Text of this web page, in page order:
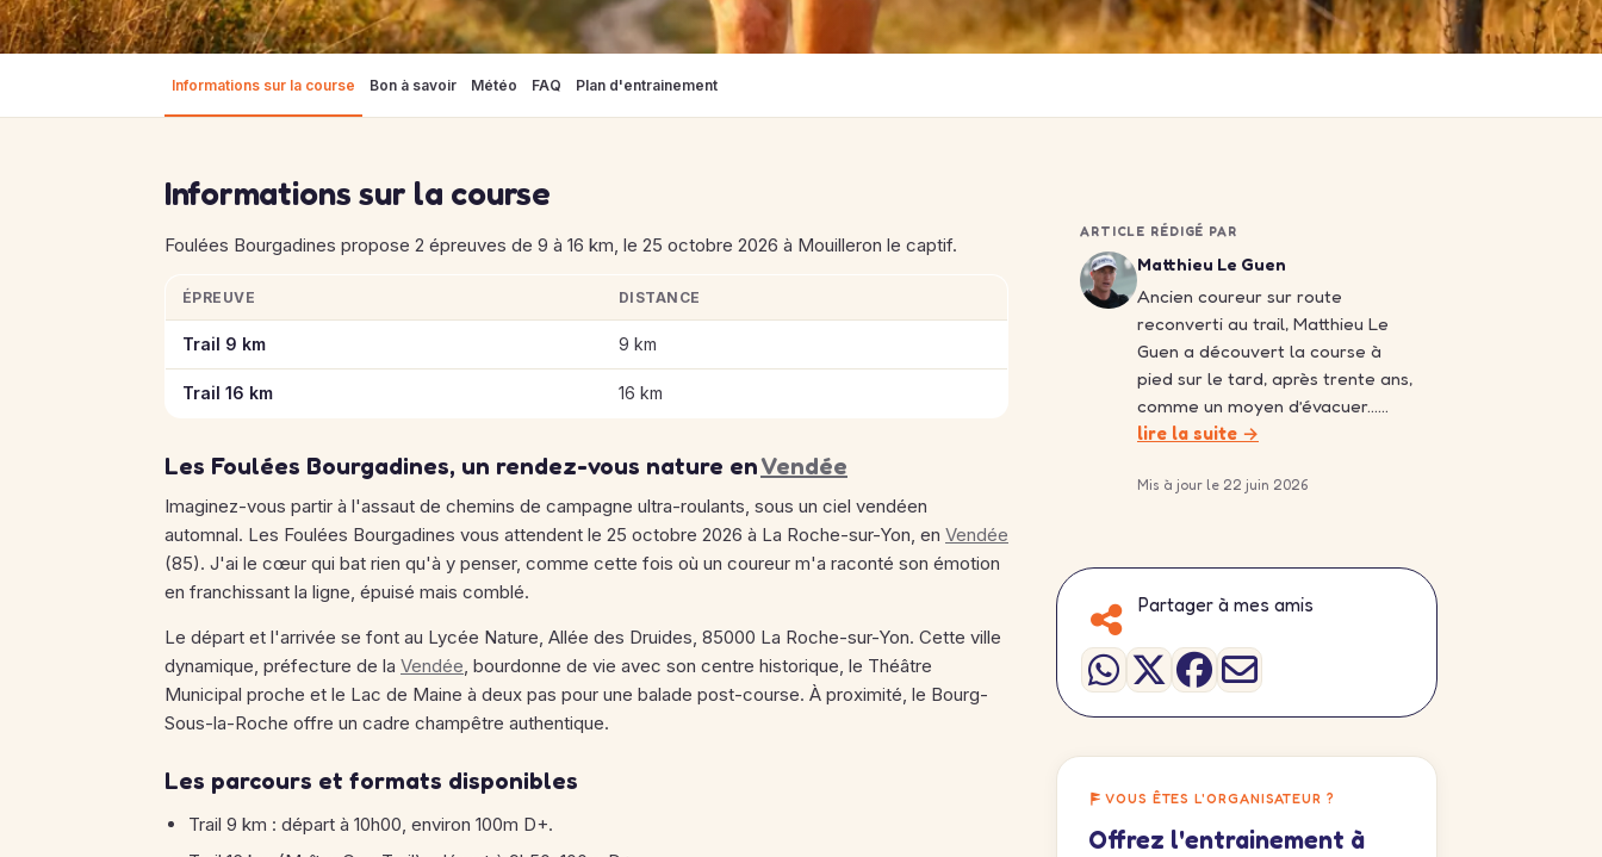
Informations sur la course Bon à savoir Météo FAQ Plan d'entrainement
Informations sur la course
Foulées Bourgadines propose 2 épreuves de 9 à 16 km, le 25 octobre 2026 à Mouilleron le captif.
Informations clés des épreuves de Foulées Bourgadines
ÉPREUVE DISTANCE
Trail 9 km 9 km
Trail 16 km 16 km
Les Foulées Bourgadines, un rendez-vous nature enVendée
Imaginez-vous partir à l'assaut de chemins de campagne ultra-roulants, sous un ciel vendéen
automnal. Les Foulées Bourgadines vous attendent le 25 octobre 2026 à La Roche-sur-Yon, en Vendée
(85). J'ai le cœur qui bat rien qu'à y penser, comme cette fois où un coureur m'a raconté son émotion
en franchissant la ligne, épuisé mais comblé.
Le départ et l'arrivée se font au Lycée Nature, Allée des Druides, 85000 La Roche-sur-Yon. Cette ville
dynamique, préfecture de la Vendée, bourdonne de vie avec son centre historique, le Théâtre
Municipal proche et le Lac de Maine à deux pas pour une balade post-course. À proximité, le Bourg-
Sous-la-Roche offre un cadre champêtre authentique.
Les parcours et formats disponibles
Trail 9 km : départ à 10h00, environ 100m D+.
ARTICLE RÉDIGÉ PAR
Matthieu Le Guen
Ancien coureur sur route
reconverti au trail, Matthieu Le
Guen a découvert la course à
pied sur le tard, après trente ans,
comme un moyen d’évacuer……
lire la suite →
Mis à jour le 22 juin 2026
Partager à mes amis
VOUS ÊTES L'ORGANISATEUR ?
Offrez l'entrainement à